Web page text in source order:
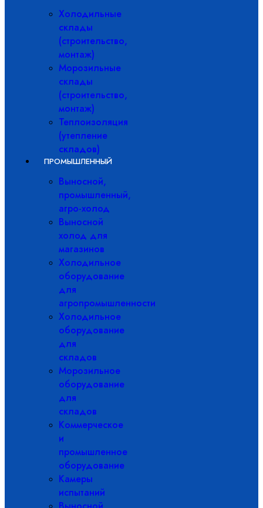
Холодильные
склады
(строительство,
монтаж)
Морозильные
склады
(строительство,
монтаж)
Теплоизоляция
(утепление
складов)
ПРОМЫШЛЕННЫЙ
Выносной,
промышленный,
агро-холод
Выносной
холод для
магазинов
Холодильное
оборудование
для
агропромышленности
Холодильное
оборудование
для
складов
Морозильное
оборудование
для
складов
Коммерческое
и
промышленное
оборудование
Камеры
испытаний